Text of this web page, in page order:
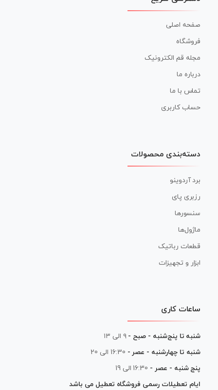
صفحه اصلی
فروشگاه
مجله قم الکترونیک
درباره ما
تماس با ما
حساب کاربری
دسته‌بندی محصولات
برد آردوینو
رزبری پای
سنسورها
ماژول‌ها
قطعات رباتیک
ابزار و تجهیزات
ساعات کاری
شنبه تا پنج‌شنبه - صبح - ۹ الی ۱۳
شنبه تا چهارشنبه - عصر - 16:30 الی 20
پنج شنبه - عصر - 16:30 الی 19
ایام تعطیلات رسمی فروشگاه تعطیل می باشد